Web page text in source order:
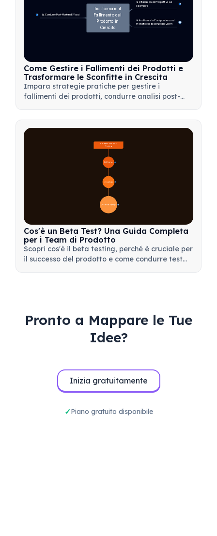
🔄 Riformulare la Prospettiva sul
Fallimento
4
📊 Condurre Post-Mortem Efficaci
7
🎯 Analizzare la Corrispondenza al
Mercato e le Esigenze dei Clienti
14
Trasformare il
Fallimento del
Prodotto in
Crescita
Come Gestire i Fallimenti dei Prodotti e
Trasformare le Sconfitte in Crescita
Impara strategie pratiche per gestire i
fallimenti dei prodotti, condurre analisi post-
apprendimento per il tuo team.
🔍 Definizione
🎯 Importanza
📋 Processo e Tipologie
Panoramica del Beta
Testing
Cos'è un Beta Test? Una Guida Completa
per i Team di Prodotto
Scopri cos'è il beta testing, perché è cruciale per
il successo del prodotto e come condurre test
Pronto a Mappare le Tue
Idee?
Inizia gratuitamente
Piano gratuito disponibile